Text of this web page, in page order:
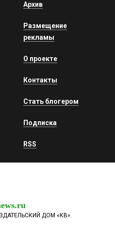
Архив
Размещение
рекламы
О проекте
Контакты
Стать блогером
Подписка
RSS
ДОМ «КВ».